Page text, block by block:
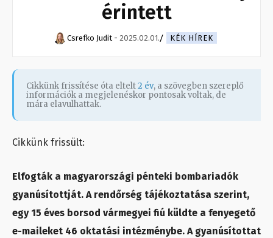
érintett
Csrefko Judit - 2025.02.01. KÉK HÍREK
Cikkünk frissítése óta eltelt2 év, a szövegben szereplő
információk a megjelenéskor pontosak voltak, de
mára elavulhattak.
Cikkünk frissült:
Elfogták a magyarországi pénteki bombariadók
gyanúsítottját. A rendőrség tájékoztatása szerint,
egy 15 éves borsod vármegyei fiú küldte a fenyegető
e-maileket 46 oktatási intézménybe. A gyanúsítottat